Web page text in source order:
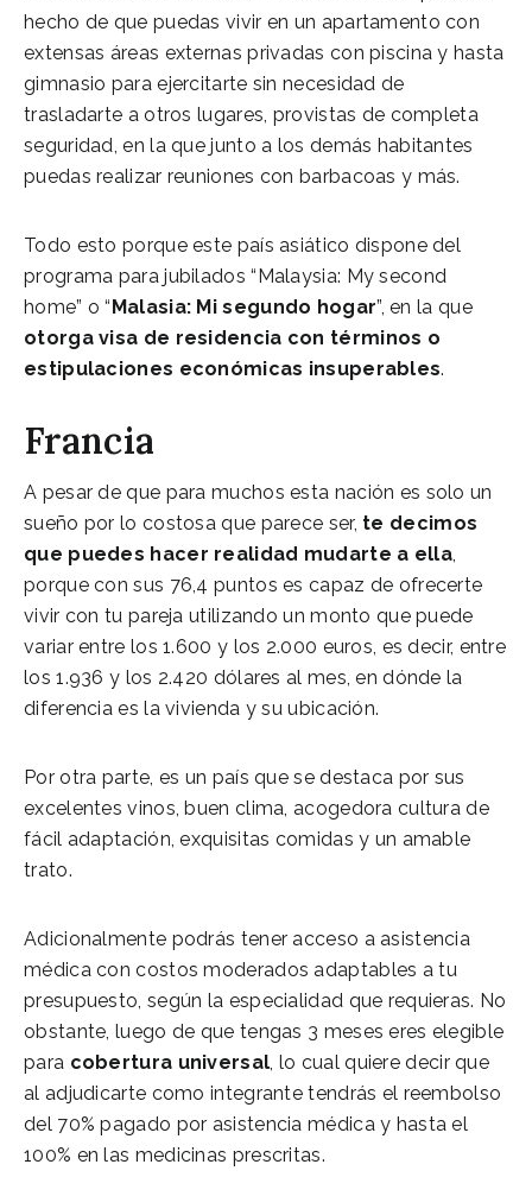
hecho de que puedas vivir en un apartamento con
extensas áreas externas privadas con piscina y hasta
gimnasio para ejercitarte sin necesidad de
trasladarte a otros lugares, provistas de completa
seguridad, en la que junto a los demás habitantes
puedas realizar reuniones con barbacoas y más.
Todo esto porque este país asiático dispone del
programa para jubilados “Malaysia: My second
home” o “Malasia: Mi segundo hogar”, en la que
otorga visa de residencia con términos o
estipulaciones económicas insuperables.
Francia
A pesar de que para muchos esta nación es solo un
sueño por lo costosa que parece ser, te decimos
que puedes hacer realidad mudarte a ella,
porque con sus 76,4 puntos es capaz de ofrecerte
vivir con tu pareja utilizando un monto que puede
variar entre los 1.600 y los 2.000 euros, es decir, entre
los 1.936 y los 2.420 dólares al mes, en dónde la
diferencia es la vivienda y su ubicación.
Por otra parte, es un país que se destaca por sus
excelentes vinos, buen clima, acogedora cultura de
fácil adaptación, exquisitas comidas y un amable
trato.
Adicionalmente podrás tener acceso a asistencia
médica con costos moderados adaptables a tu
presupuesto, según la especialidad que requieras. No
obstante, luego de que tengas 3 meses eres elegible
para cobertura universal, lo cual quiere decir que
al adjudicarte como integrante tendrás el reembolso
del 70% pagado por asistencia médica y hasta el
100% en las medicinas prescritas.